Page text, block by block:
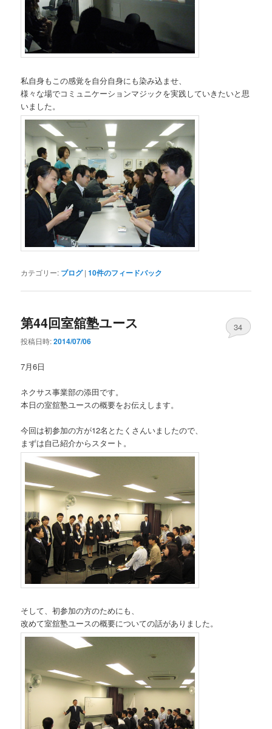
私自身もこの感覚を自分自身にも染み込ませ、
様々な場でコミュニケーションマジックを実践していきたいと思
いました。
カテゴリー: ブログ |10件のフィードバック
第44回室舘塾ユース
投稿日時:2014/07/06
34
7月6日
ネクサス事業部の添田です。
本日の室舘塾ユースの概要をお伝えします。
今回は初参加の方が12名とたくさんいましたので、
まずは自己紹介からスタート。
そして、初参加の方のためにも、
改めて室舘塾ユースの概要についての話がありました。